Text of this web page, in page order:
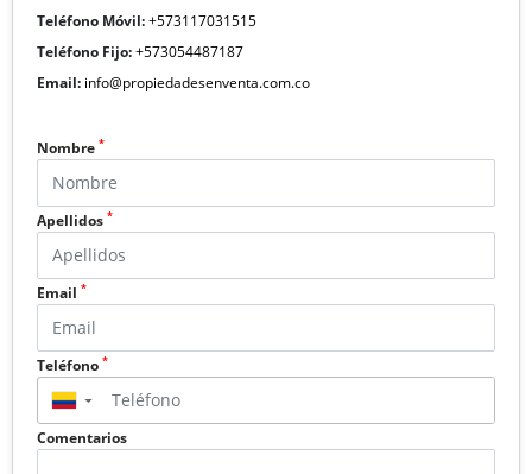
Teléfono Móvil:+573117031515
Teléfono Fijo:+573054487187
Email: info@propiedadesenventa.com.co
Nombre *
Apellidos *
Email *
Teléfono *
▼
Comentarios